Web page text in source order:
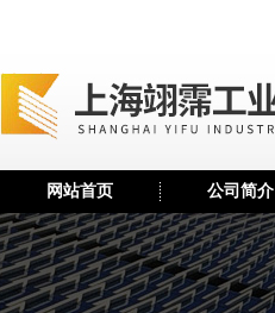
网站首页 公司简介